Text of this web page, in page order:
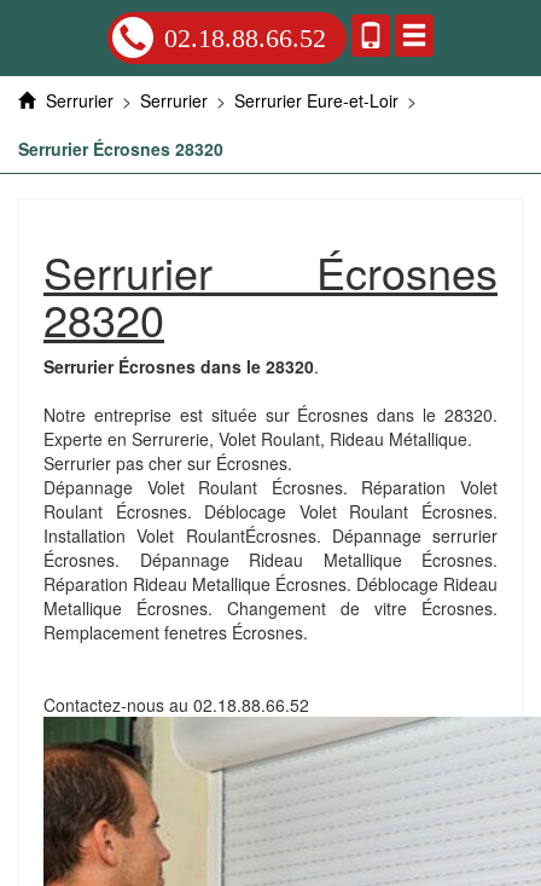
02.18.88.66.52
Serrurier > Serrurier > Serrurier Eure-et-Loir >
Serrurier Écrosnes 28320
Serrurier Écrosnes
28320
Serrurier Écrosnes dans le 28320.
Notre entreprise est située sur Écrosnes dans le 28320.
Experte en Serrurerie, Volet Roulant, Rideau Métallique.
Serrurier pas cher sur Écrosnes.
Dépannage Volet Roulant Écrosnes. Réparation Volet
Roulant Écrosnes. Déblocage Volet Roulant Écrosnes.
Installation Volet RoulantÉcrosnes. Dépannage serrurier
Écrosnes. Dépannage Rideau Metallique Écrosnes.
Réparation Rideau Metallique Écrosnes. Déblocage Rideau
Metallique Écrosnes. Changement de vitre Écrosnes.
Remplacement fenetres Écrosnes.
Contactez-nous au 02.18.88.66.52